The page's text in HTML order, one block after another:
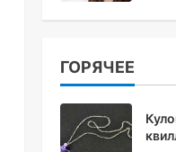
ГОРЯЧЕЕ